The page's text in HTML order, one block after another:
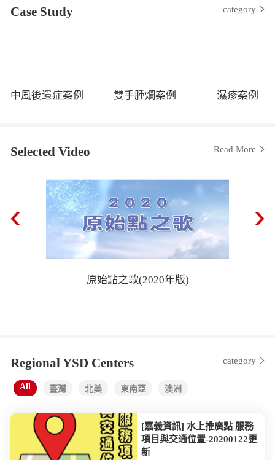
Case Study category
中風後遺症案例 雙手腫爛案例 濕疹案例
Selected Video Read More
原始點之歌(2020年版)
Regional YSD Centers category
All 臺灣 北美 東南亞 澳洲
[嘉義資訊] 水上推廣點 服務
項目與交通位置-20200122更
新